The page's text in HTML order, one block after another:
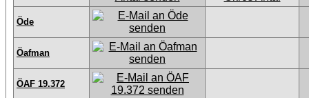
Öde
Öafman
ÖAF 19.372